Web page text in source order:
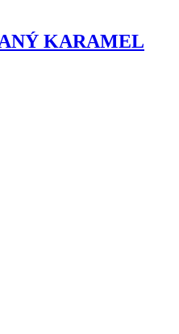
KARAMEL